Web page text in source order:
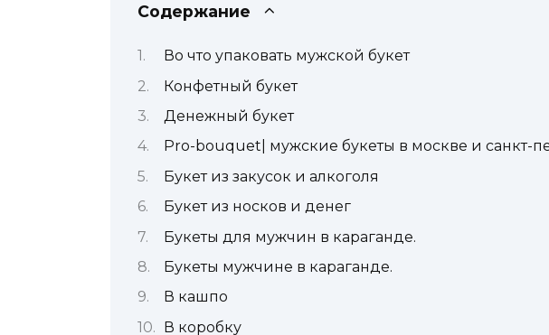
Содержание
Во что упаковать мужской букет
Конфетный букет
Денежный букет
Pro-bouquet| мужские букеты в москве и санкт-
Букет из закусок и алкоголя
Букет из носков и денег
Букеты для мужчин в караганде.
Букеты мужчине в караганде.
В кашпо
В коробку